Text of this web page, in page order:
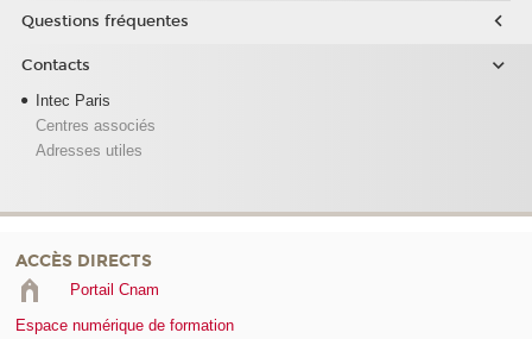
Questions fréquentes
Contacts
Intec Paris
Centres associés
Adresses utiles
ACCÈS DIRECTS
Portail Cnam
Espace numérique de formation